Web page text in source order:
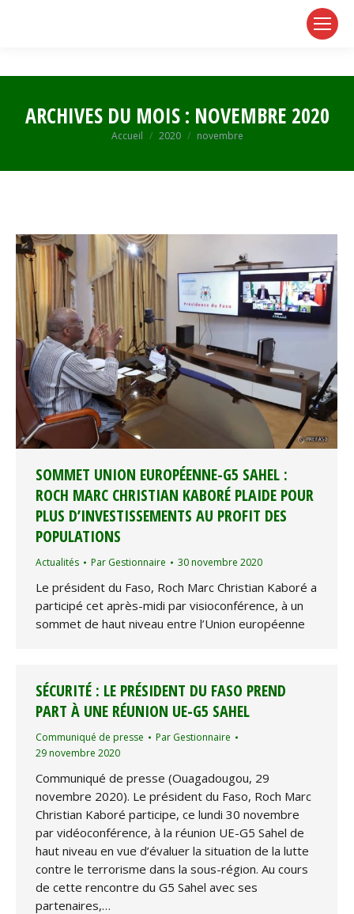
ARCHIVES DU MOIS : NOVEMBRE 2020
Vous êtes ici :
Accueil 2020 novembre
SOMMET UNION EUROPÉENNE-G5 SAHEL :
ROCH MARC CHRISTIAN KABORÉ PLAIDE POUR
PLUS D’INVESTISSEMENTS AU PROFIT DES
POPULATIONS
Actualités Par Gestionnaire 30 novembre 2020
Le président du Faso, Roch Marc Christian Kaboré a
participé cet après-midi par visioconférence, à un
sommet de haut niveau entre l’Union européenne
SÉCURITÉ : LE PRÉSIDENT DU FASO PREND
PART À UNE RÉUNION UE-G5 SAHEL
Communiqué de presse Par Gestionnaire
29 novembre 2020
Communiqué de presse (Ouagadougou, 29
novembre 2020). Le président du Faso, Roch Marc
Christian Kaboré participe, ce lundi 30 novembre
par vidéoconférence, à la réunion UE-G5 Sahel de
haut niveau en vue d’évaluer la situation de la lutte
contre le terrorisme dans la sous-région. Au cours
de cette rencontre du G5 Sahel avec ses
partenaires,…